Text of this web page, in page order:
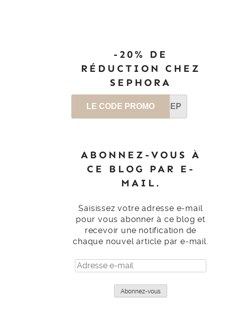
-20% DE
RÉDUCTION CHEZ
SEPHORA
LE CODE PROMO SEP
ABONNEZ-VOUS À
CE BLOG PAR E-
MAIL.
Saisissez votre adresse e-mail
pour vous abonner à ce blog et
recevoir une notification de
chaque nouvel article par e-mail.
Adresse
e-
Abonnez-vous